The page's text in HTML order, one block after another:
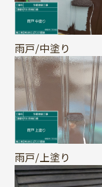
雨戸/中塗り
雨戸/上塗り